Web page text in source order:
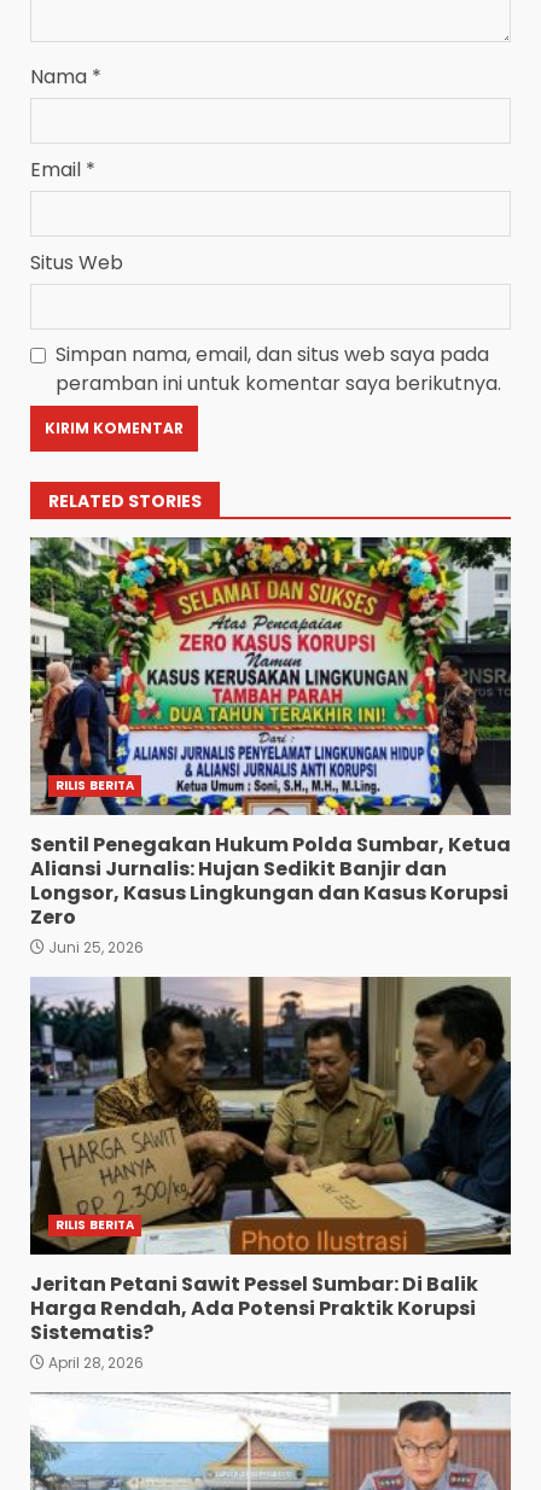
Nama *
Email *
Situs Web
Simpan nama, email, dan situs web saya pada
peramban ini untuk komentar saya berikutnya.
RELATED STORIES
RILIS BERITA
Sentil Penegakan Hukum Polda Sumbar, Ketua
Aliansi Jurnalis: Hujan Sedikit Banjir dan
Longsor, Kasus Lingkungan dan Kasus Korupsi
Zero
Juni 25, 2026
RILIS BERITA
Jeritan Petani Sawit Pessel Sumbar: Di Balik
Harga Rendah, Ada Potensi Praktik Korupsi
Sistematis?
April 28, 2026